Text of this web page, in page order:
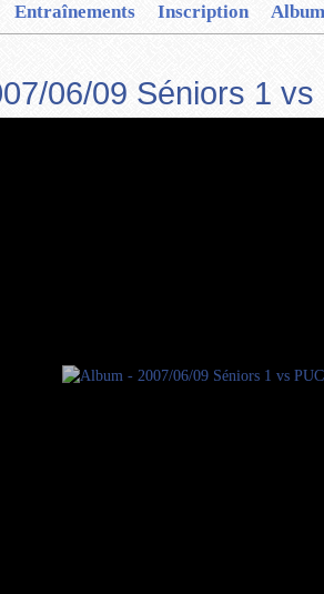
Entraînements Inscription
06/09 Séniors 1 vs